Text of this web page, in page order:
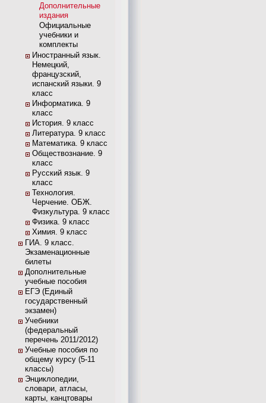
Дополнительные
издания
Официальные
учебники и
комплекты
Иностранный язык.
Немецкий,
французский,
испанский языки. 9
класс
Информатика. 9
класс
История. 9 класс
Литература. 9 класс
Математика. 9 класс
Обществознание. 9
класс
Русский язык. 9
класс
Технология.
Черчение. ОБЖ.
Физкультура. 9 класс
Физика. 9 класс
Химия. 9 класс
ГИА. 9 класс.
Экзаменационные
билеты
Дополнительные
учебные пособия
ЕГЭ (Единый
государственный
экзамен)
Учебники
(федеральный
перечень 2011/2012)
Учебные пособия по
общему курсу (5-11
классы)
Энциклопедии,
словари, атласы,
карты, канцтовары